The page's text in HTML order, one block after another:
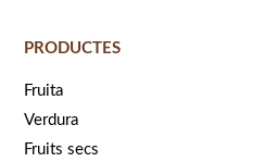
PRODUCTES
Fruita
Verdura
Fruits secs